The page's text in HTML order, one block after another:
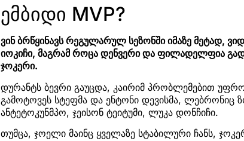
ემბიდი MVP?
ვინ ბრწყინავს რეგულარულ სეზონში იმაზე მეტად,
იოკიჩი, მაგრამ როცა დენვერი და ფილადელფია
ჯოკერი.
დურანტს ბევრი გაუცდა, კაირიმ პრობლემებით
გამოტოვეს სტეფმა და ენტონი დევისმა, ლებრონიც
ანტეტოკუნმპო, ჯეისონ ტეიტუმი, ლუკა დონჩიჩი.
თუმცა, ჯოელი მაინც ყველაზე სტაბილური ჩანს,